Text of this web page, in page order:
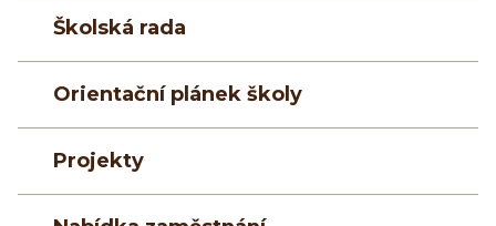
Školská rada
Orientační plánek školy
Projekty